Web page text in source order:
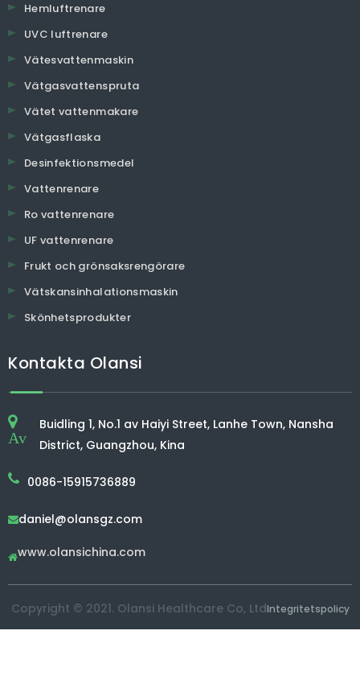
Hemluftrenare
UVC luftrenare
Vätesvattenmaskin
Vätgasvattenspruta
Vätet vattenmakare
Vätgasflaska
Desinfektionsmedel
Vattenrenare
Ro vattenrenare
UF vattenrenare
Frukt och grönsaksrengörare
Vätskansinhalationsmaskin
Skönhetsprodukter
Kontakta Olansi
Av
Buidling 1, No.1 av Haiyi Street, Lanhe Town, Nansha
District, Guangzhou, Kina
0086-15915736889
daniel@olansgz.com
www.olansichina.com
Copyright © 2021. Olansi Healthcare Co, LtdIntegritetspolicy